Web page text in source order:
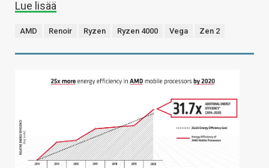
Lue lisää
AMD Renoir Ryzen Ryzen 4000 Vega Zen 2